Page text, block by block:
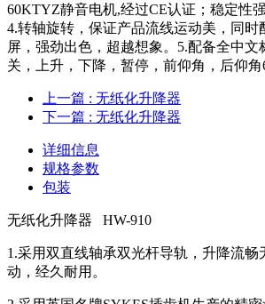
60KTYZ静音电机,经过CE认证；稳定性
4.转轴旋转，保证产品流线运动美，同时
屏，强劲出色，超越想象。5.配备全中文
关，上升，下降，暂停，前仰角，后仰角
上一篇 : 无纸化升降器
下一篇 : 无纸化升降器
详细信息
规格参数
包装
无纸化升降器 HW-910
1.采用双直线轴承双光杆导轨，升降流畅
动，经久耐用。